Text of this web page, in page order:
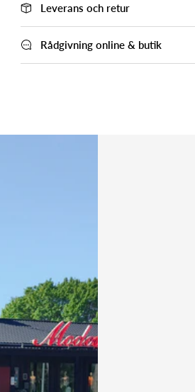
Leverans och retur
Rådgivning online & butik